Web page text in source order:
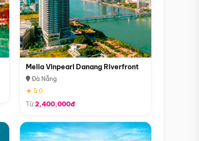
Melia Vinpearl Danang Riverfront
Đà Nẵng
★ 5.0
Từ2,400,000đ